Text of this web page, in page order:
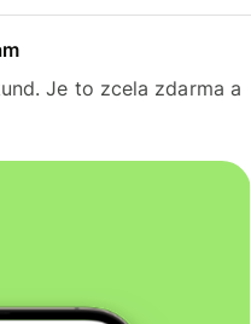
Je to zcela zdarma a